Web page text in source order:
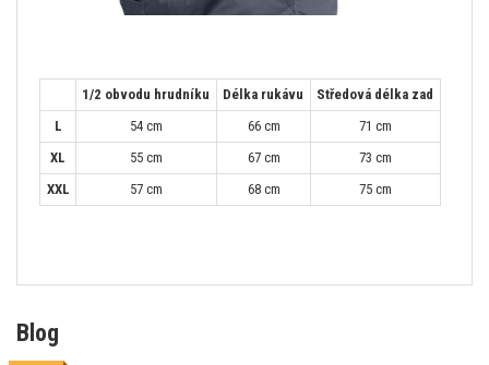
1/2 obvodu hrudníku Délka rukávu
Středová délka zad
L
54 cm 66 cm
71 cm
XL
55 cm 67 cm
73 cm
XXL
57 cm 68 cm 75 cm
Blog